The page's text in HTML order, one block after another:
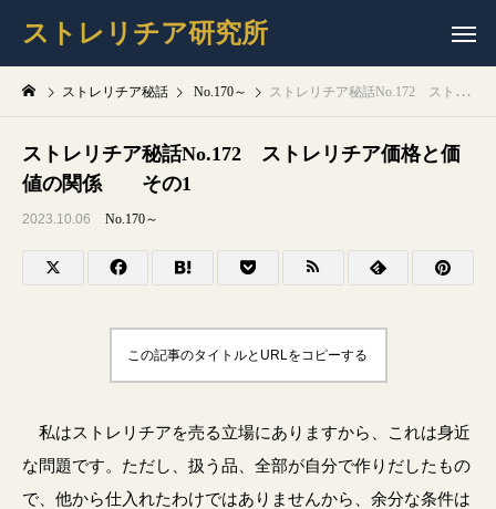
ストレリチア研究所
ストレリチア秘話 No.170～ ストレリチア秘話No.172 ストレリチア価格と価値の関係 その1
ストレリチア秘話No.172 ストレリチア価格と価
値の関係 その1
2023.10.06 No.170～
この記事のタイトルとURLをコピーする
私はストレリチアを売る立場にありますから、これは身近
な問題です。ただし、扱う品、全部が自分で作りだしたもの
で、他から仕入れたわけではありませんから、余分な条件は